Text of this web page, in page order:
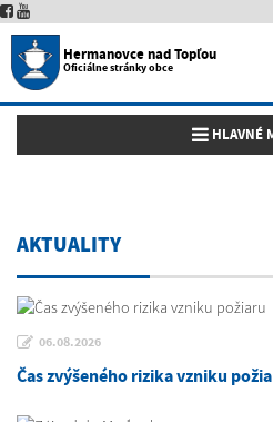
Hermanovce nad Topľou
Oficiálne stránky obce
ToggleHLAVNÉ
AKTUALITY
06.08.2026
Čas zvýšeného rizika vzniku